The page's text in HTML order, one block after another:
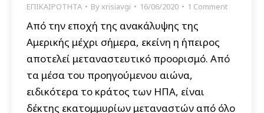
ΕΠΙΚΑΙΡΟΤΗΤΑ Byxrisiavgi 16/06/2020 1 Comment
Από την εποχή της ανακάλυψης της
Αμερικής μέχρι σήμερα, εκείνη η ήπειρος
αποτελεί μεταναστευτικό προορισμό. Από
τα μέσα του προηγούμενου αιώνα,
ειδικότερα το κράτος των ΗΠΑ, είναι
δέκτης εκατομμυρίων μεταναστών από όλο